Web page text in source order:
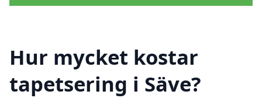
Hur mycket kostar
tapetsering i Säve?